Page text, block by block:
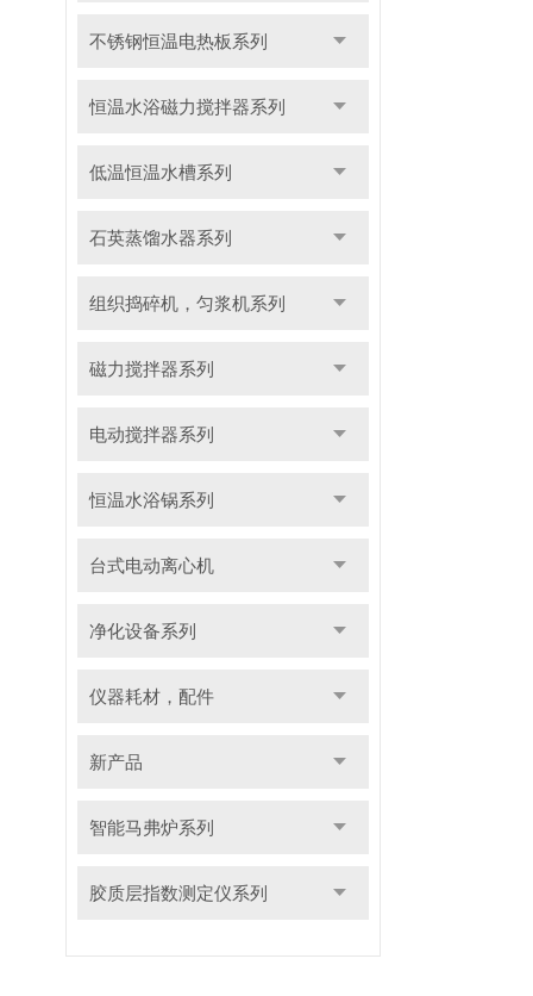
不锈钢恒温电热板系列
恒温水浴磁力搅拌器系列
低温恒温水槽系列
石英蒸馏水器系列
组织捣碎机，匀浆机系列
磁力搅拌器系列
电动搅拌器系列
恒温水浴锅系列
台式电动离心机
净化设备系列
仪器耗材，配件
新产品
智能马弗炉系列
胶质层指数测定仪系列